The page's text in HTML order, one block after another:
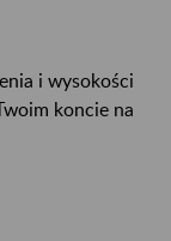
i wysokości
koncie na